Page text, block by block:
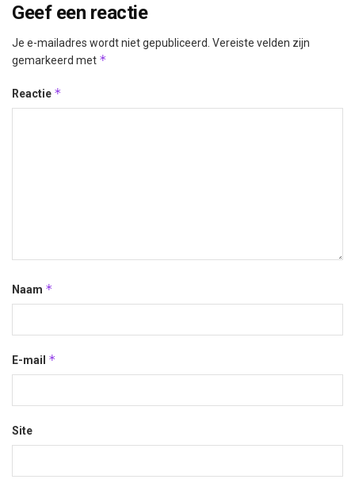
Geef een reactie
Je e-mailadres wordt niet gepubliceerd. Vereiste velden zijn
gemarkeerd met *
Reactie *
Naam *
E-mail *
Site